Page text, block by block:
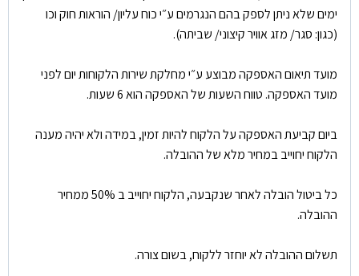
ימים שלא ניתן לספק בהם הנגרמים ע״י כוח עליון/ הוראות חוק וכו
(כגון: סגר/ מזג אוויר קיצוני/ שביתה).
מועד תיאום האספקה מבוצע ע״י מחלקת שירות הלקוחות יום לפני
מועד האספקה. טווח השעות של האספקה הוא 6 שעות.
ביום קביעת האספקה על הלקוח להיות זמין, במידה ולא יהיה מענה
הלקוח יחוייב במחיר מלא של ההובלה.
כל ביטול הובלה לאחר שנקבעה, הלקוח יחוייב ב 50% ממחיר
ההובלה.
תשלום ההובלה לא יוחזר ללקוח, בשום צורה.